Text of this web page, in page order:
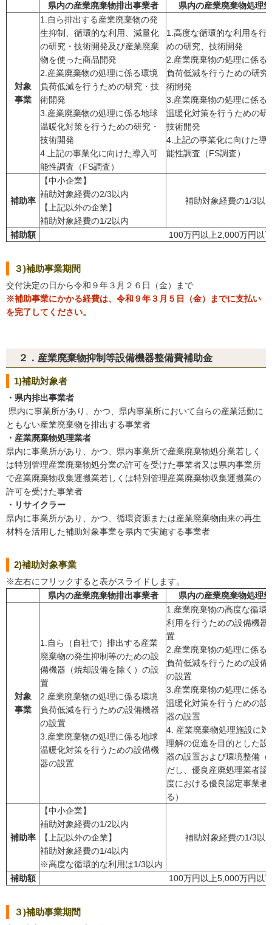
県内の産業廃棄物排出事業者
県内の産業廃棄物処理
対象
事業
1.自ら排出する産業廃棄物の発
生抑制、循環的な利用、減量化
の研究・技術開発及び産業廃棄
物を使った商品開発
2.産業廃棄物の処理に係る環境
負荷低減を行うための研究・技
術開発
3.産業廃棄物の処理に係る地球
温暖化対策を行うための研究・
技術開発
4.上記の事業化に向けた導入可
能性調査（FS調査）
1.高度な循環的な利用を行
めの研究、技術開発
2.産業廃棄物の処理に係る
負荷低減を行うための研究
術開発
3.産業廃棄物の処理に係る
温暖化対策を行うための研
技術開発
4.上記の事業化に向けた導
能性調査（FS調査）
補助率
【中小企業】
補助対象経費の2/3以内
【上記以外の企業】
補助対象経費の1/2以内
補助対象経費の1/3以
補助額 100万円以上2,000万円以
３)補助事業期間
交付決定の日から令和９年３月２６日（金）まで
※補助事業にかかる経費は、令和９年３月５日（金）までに支払い
を完了してください。
２．産業廃棄物抑制等設備機器整備費補助金
1)補助対象者
・県内排出事業者
​ 県内に事業所があり、かつ、県内事業所において自らの産業活動に
ともない産業廃棄物を排出する事業者
・産業廃棄物処理業者
県内に事業所があり、かつ、県内事業所で産業廃棄物処分業若しく
は特別管理産業廃棄物処分業の許可を受けた事業者又は県内事業所
で産業廃棄物収集運搬業若しくは特別管理産業廃棄物収集運搬業の
許可を受けた事業者
・リサイクラー
県内に事業所があり、かつ、循環資源または産業廃棄物由来の再生
材料を活用した補助対象事業を県内で実施する事業者
2)補助対象事業
※左右にフリックすると表がスライドします。
県内の産業廃棄物排出事業者
県内の産業廃棄物処理
対象
事業
1.自ら（自社で）排出する産業
廃棄物の発生抑制等のための設
備機器（焼却設備を除く）の設
置
2.産業廃棄物の処理に係る環境
負荷低減を行うための設備機器
の設置
3.産業廃棄物の処理に係る地球
温暖化対策を行うための設備機
器の設置
1.産業廃棄物の高度な循環
利用を行うための設備機器
置
2.産業廃棄物の処理に係る
負荷低減を行うための設備
の設置
3.産業廃棄物の処理に係る
温暖化対策を行うための設
器の設置
4. 産業廃棄物処理施設に対
理解の促進を目的とした設
器の設置および環境整備
だし、優良産廃処理業者認
度における優良認定事業者
る）
補助率
【中小企業】
補助対象経費の1/2以内
【上記以外の企業】
補助対象経費の1/4以内
※高度な循環的な利用は1/3以内
補助対象経費の1/3以
補助額 100万円以上5,000万円以
３)補助事業期間